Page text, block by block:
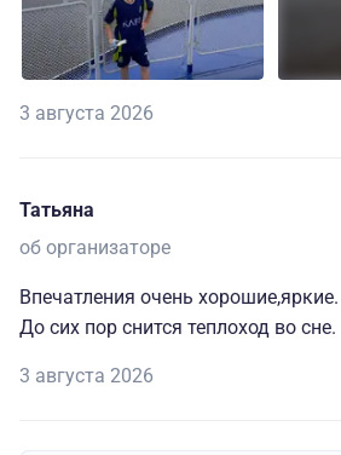
3 августа 2026
Татьяна
об организаторе
Впечатления очень хорошие,яркие.
До сих пор снится теплоход во сне.
3 августа 2026